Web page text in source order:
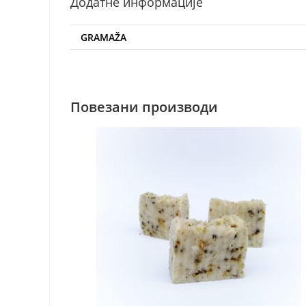
GRAMAŽA
Повезани производи